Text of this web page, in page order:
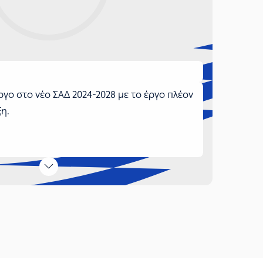
στο νέο ΣΑΔ 2024-2028 με το έργο πλέον